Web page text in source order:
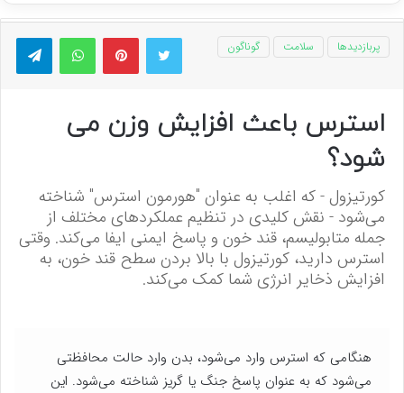
توییتر پینتریستواتس آپ
پربازدیدها سلامت گوناگون
استرس باعث افزایش وزن می
شود؟
کورتیزول - که اغلب به عنوان "هورمون استرس" شناخته
می‌شود - نقش کلیدی در تنظیم عملکردهای مختلف از
جمله متابولیسم، قند خون و پاسخ ایمنی ایفا می‌کند. وقتی
استرس دارید، کورتیزول با بالا بردن سطح قند خون، به
افزایش ذخایر انرژی شما کمک می‌کند.
هنگامی که استرس وارد می‌شود، بدن وارد حالت محافظتی
می‌شود که به عنوان پاسخ جنگ یا گریز شناخته می‌شود. این